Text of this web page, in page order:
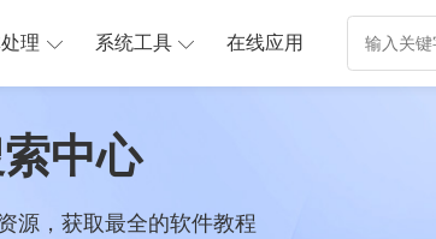
理 系统工具 在线应用
中心
源，获取最全的软件教程